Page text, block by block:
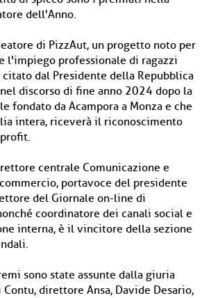
dell'Anno.
di PizzAut, un progetto noto per
l'impiego professionale di ragazzi
dal Presidente della Repubblica
discorso di fine anno 2024 dopo la
fondato da Acampora a Monza e che
intera, riceverà il riconoscimento
centrale Comunicazione e
portavoce del presidente
del Giornale on-line di
coordinatore dei canali social e
interna, è il vincitore della sezione
sono state assunte dalla giuria
direttore Ansa, Davide Desario,